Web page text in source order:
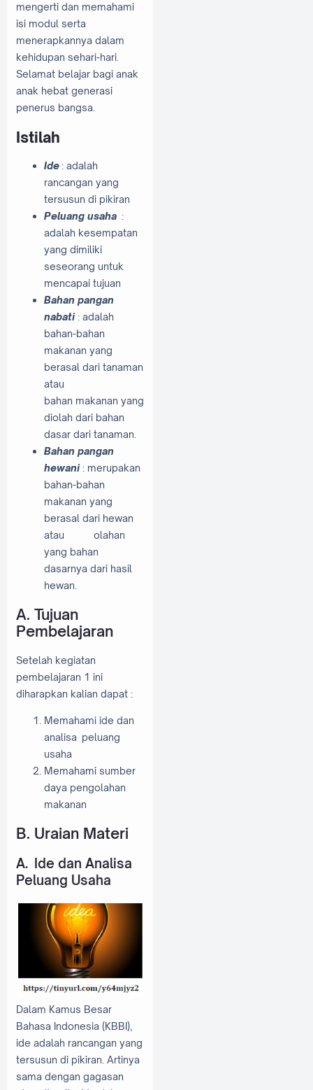
mengerti dan memahami
isi modul serta
menerapkannya dalam
kehidupan sehari-hari.
Selamat belajar bagi anak
anak hebat generasi
penerus bangsa.
Istilah
Ide : adalah
rancangan yang
tersusun di pikiran
Peluang usaha :
adalah kesempatan
yang dimiliki
seseorang untuk
mencapai tujuan
Bahan pangan
nabati: adalah
bahan-bahan
makanan yang
berasal dari tanaman
atau
bahan makanan yang
diolah dari bahan
dasar dari tanaman.
Bahan pangan
hewani: merupakan
bahan-bahan
makanan yang
berasal dari hewan
atau
olahan
yang bahan
dasarnya dari hasil
hewan.
A. Tujuan
Pembelajaran
Setelah kegiatan
pembelajaran 1 ini
diharapkan kalian dapat :
Memahami ide dan
analisa peluang
usaha
Memahami sumber
daya pengolahan
makanan
B. Uraian Materi
A. Ide dan Analisa
Peluang Usaha
Dalam Kamus Besar
Bahasa Indonesia (KBBI),
ide adalah rancangan yang
tersusun di pikiran. Artinya
sama dengan gagasan